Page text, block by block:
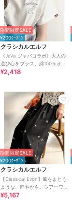
期間限定SALE
¥200ｸｰﾎﾟﾝ
クラシカルエルフ
《JaVa ジャバコラボ》大人の
遊び心をプラス。綿100％オオ
カミ刺繍Tシャツ（半袖）
¥2,418
期間限定SALE
¥200ｸｰﾎﾟﾝ
クラシカルエルフ
【Classical Evon】風をまとう
ような、軽やかさ。シアーワ
ッシャー小花柄刺繍イージー
¥5,167